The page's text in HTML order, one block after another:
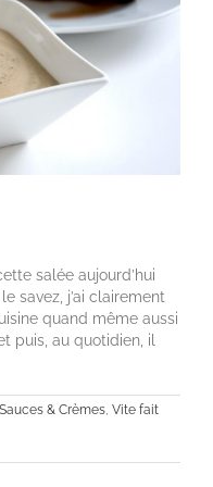
salée aujourd’hui
savez, j’ai clairement
quand même aussi
puis, au quotidien, il
Sauces & Crèmes Vite fait